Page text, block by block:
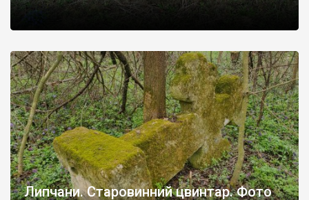
Липчани. Старовинний цвинтар. Фото